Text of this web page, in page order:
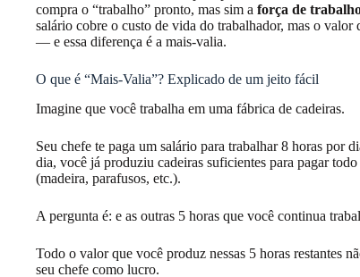
compra o “trabalho” pronto, mas sim a força de
salário cobre o custo de vida do trabalhador, mas o
— e essa diferença é a mais-valia.
O que é “Mais-Valia”? Explicado de um jeito fácil
Imagine que você trabalha em uma fábrica de cadeiras.
Seu chefe te paga um salário para trabalhar 8 horas por
dia, você já produziu cadeiras suficientes para pagar
(madeira, parafusos, etc.).
A pergunta é: e as outras 5 horas que você continua
Todo o valor que você produz nessas 5 horas restantes
seu chefe como lucro.